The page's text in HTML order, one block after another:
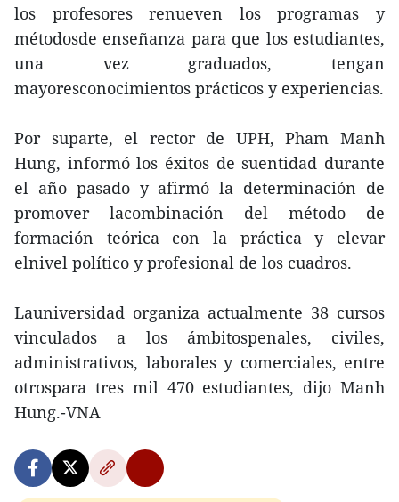
los profesores renueven los programas y
métodosde enseñanza para que los estudiantes,
una vez graduados, tengan
mayoresconocimientos prácticos y experiencias.
Por suparte, el rector de UPH, Pham Manh
Hung, informó los éxitos de suentidad durante
el año pasado y afirmó la determinación de
promover lacombinación del método de
formación teórica con la práctica y elevar
elnivel político y profesional de los cuadros.
Launiversidad organiza actualmente 38 cursos
vinculados a los ámbitospenales, civiles,
administrativos, laborales y comerciales, entre
otrospara tres mil 470 estudiantes, dijo Manh
Hung.-VNA